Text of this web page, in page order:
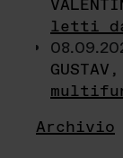
letti
Archivio